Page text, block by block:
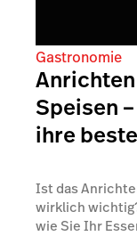
Gastronomie
Speisen
ihre
Ist das
wirklich
wie Sie Ihr